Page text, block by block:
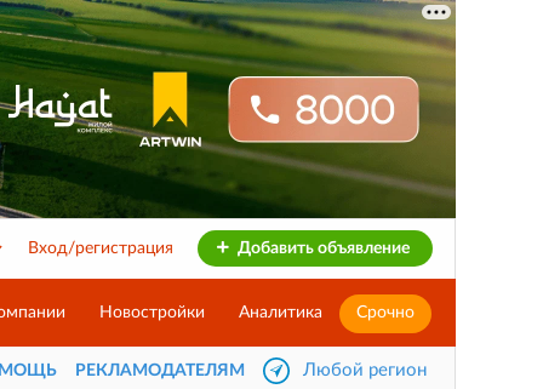
Вход/регистрация Добавить объявление
Новостройки Аналитика Срочно
РЕКЛАМОДАТЕЛЯМ Любой регион